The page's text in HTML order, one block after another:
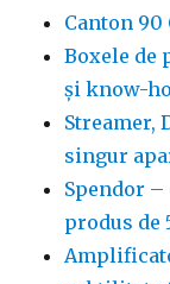
Canton 90
Boxele de
și know-
Streamer,
singur
Spendor
produs de